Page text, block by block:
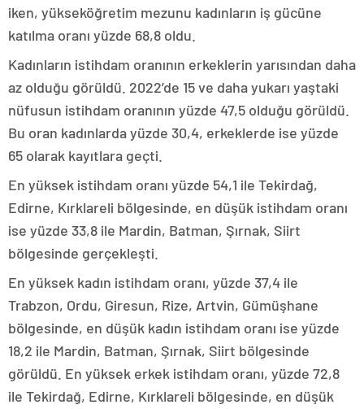
iken, yükseköğretim mezunu kadınların iş gücüne
katılma oranı yüzde 68,8 oldu.
Kadınların istihdam oranının erkeklerin yarısından daha
az olduğu görüldü. 2022’de 15 ve daha yukarı yaştaki
nüfusun istihdam oranının yüzde 47,5 olduğu görüldü.
Bu oran kadınlarda yüzde 30,4, erkeklerde ise yüzde
65 olarak kayıtlara geçti.
En yüksek istihdam oranı yüzde 54,1 ile Tekirdağ,
Edirne, Kırklareli bölgesinde, en düşük istihdam oranı
ise yüzde 33,8 ile Mardin, Batman, Şırnak, Siirt
bölgesinde gerçekleşti.
En yüksek kadın istihdam oranı, yüzde 37,4 ile
Trabzon, Ordu, Giresun, Rize, Artvin, Gümüşhane
bölgesinde, en düşük kadın istihdam oranı ise yüzde
18,2 ile Mardin, Batman, Şırnak, Siirt bölgesinde
görüldü. En yüksek erkek istihdam oranı, yüzde 72,8
ile Tekirdağ, Edirne, Kırklareli bölgesinde, en düşük